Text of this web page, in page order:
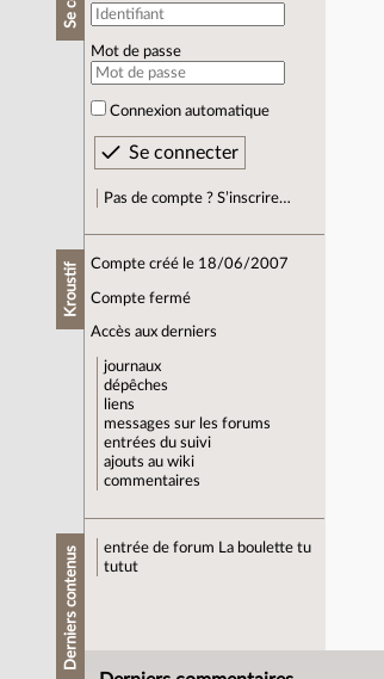
Mot de passe
Connexion automatique
Pas de compte ? S’inscrire…
Kroustif Compte créé le 18/06/2007
Compte fermé
Accès aux derniers
journaux
dépêches
liens
messages sur les forums
entrées du suivi
ajouts au wiki
commentaires
Derniers contenus entrée de forum
La boulette tu
tutut